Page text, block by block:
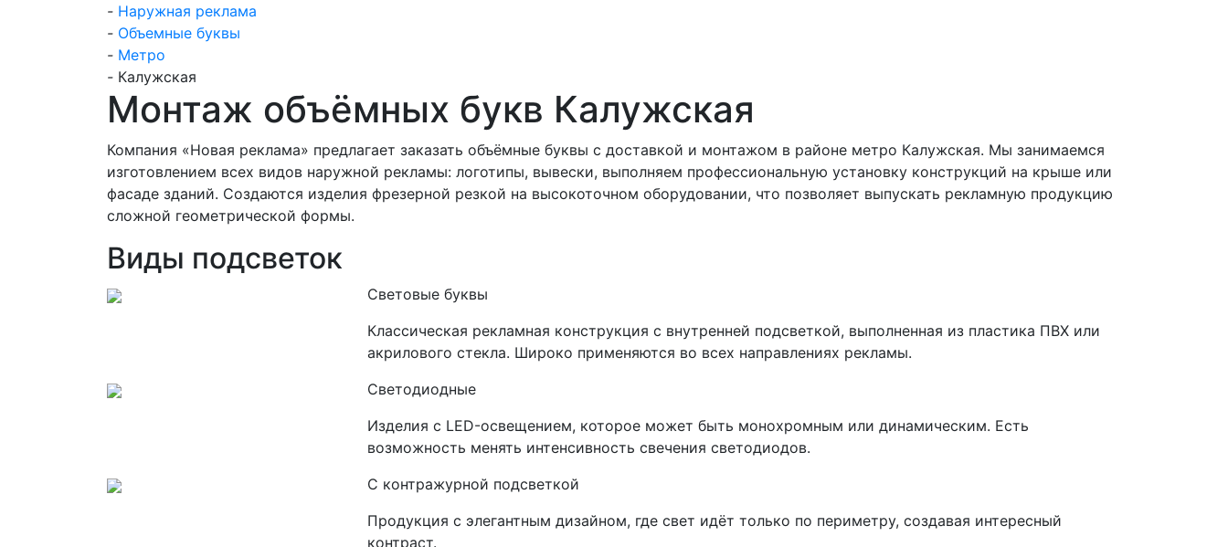
- Наружная реклама
- Объемные буквы
- Метро
- Калужская
Монтаж объёмных букв Калужская
Компания «Новая реклама» предлагает заказать объёмные буквы с доставкой и монтажом в районе метро Калужская. Мы занимаемся
изготовлением всех видов наружной рекламы: логотипы, вывески, выполняем профессиональную установку конструкций на крыше или
фасаде зданий. Создаются изделия фрезерной резкой на высокоточном оборудовании, что позволяет выпускать рекламную продукцию
сложной геометрической формы.
Виды подсветок
Световые буквы
Классическая рекламная конструкция с внутренней подсветкой, выполненная из пластика ПВХ или
акрилового стекла. Широко применяются во всех направлениях рекламы.
Светодиодные
Изделия с LED-освещением, которое может быть монохромным или динамическим. Есть
возможность менять интенсивность свечения светодиодов.
С контражурной подсветкой
Продукция с элегантным дизайном, где свет идёт только по периметру, создавая интересный
контраст.